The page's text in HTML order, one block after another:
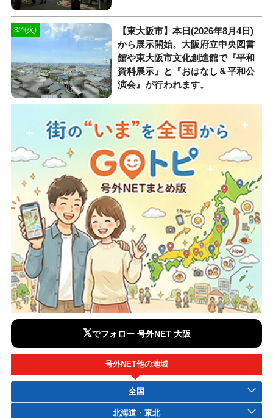
8/4(火)
【東大阪市】本日(2026年8月4日)
から展示開始。大阪府立中央図書
館や東大阪市文化創造館で『平和
資料展示』と『おはなし＆平和公
演会』が行われます。
𝕏でフォロー 号外NET 大阪
号外NET他の地域
全国
北海道・東北